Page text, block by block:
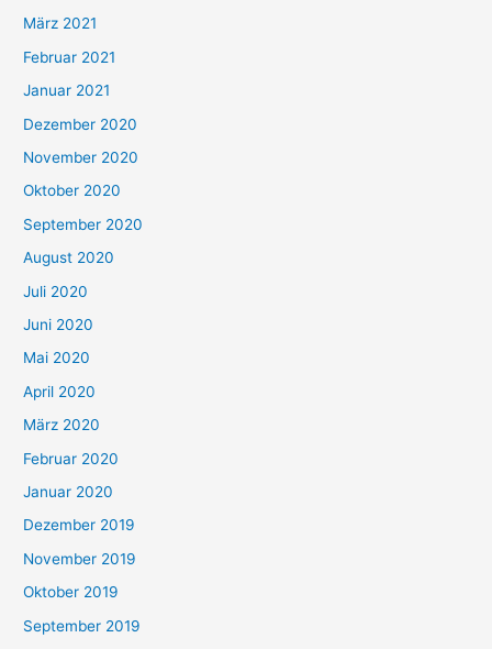
März 2021
Februar 2021
Januar 2021
Dezember 2020
November 2020
Oktober 2020
September 2020
August 2020
Juli 2020
Juni 2020
Mai 2020
April 2020
März 2020
Februar 2020
Januar 2020
Dezember 2019
November 2019
Oktober 2019
September 2019